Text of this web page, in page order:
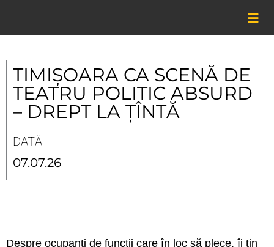
content
TIMIȘOARA CA SCENĂ DE
TEATRU POLITIC ABSURD
– DREPT LA ȚÎNTĂ
DATĂ
07.07.26
Despre ocupanți de funcții care în loc să plece, îi țin